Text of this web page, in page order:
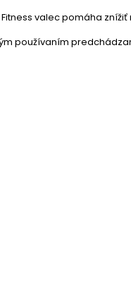
valec pomáha
používaním